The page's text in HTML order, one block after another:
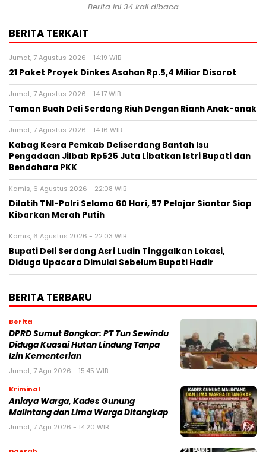
Berita ini 34 kali dibaca
BERITA TERKAIT
Jumat, 7 Agustus 2026 - 14:19 WIB
21 Paket Proyek Dinkes Asahan Rp.5,4 Miliar Disorot
Jumat, 7 Agustus 2026 - 14:17 WIB
Taman Buah Deli Serdang Riuh Dengan Rianh Anak-anak
Jumat, 7 Agustus 2026 - 14:16 WIB
Kabag Kesra Pemkab Deliserdang Bantah Isu
Pengadaan Jilbab Rp525 Juta Libatkan Istri Bupati dan
Bendahara PKK
Kamis, 6 Agustus 2026 - 22:08 WIB
Dilatih TNI-Polri Selama 60 Hari, 57 Pelajar Siantar Siap
Kibarkan Merah Putih
Kamis, 6 Agustus 2026 - 22:03 WIB
Bupati Deli Serdang Asri Ludin Tinggalkan Lokasi,
Diduga Upacara Dimulai Sebelum Bupati Hadir
BERITA TERBARU
Berita
DPRD Sumut Bongkar: PT Tun Sewindu
Diduga Kuasai Hutan Lindung Tanpa
Izin Kementerian
Jumat, 7 Agu 2026 - 15:45 WIB
Kriminal
Aniaya Warga, Kades Gunung
Malintang dan Lima Warga Ditangkap
Jumat, 7 Agu 2026 - 14:20 WIB